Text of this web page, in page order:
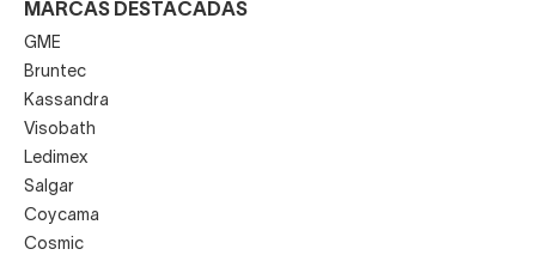
MARCAS DESTACADAS
GME
Bruntec
Kassandra
Visobath
Ledimex
Salgar
Coycama
Cosmic